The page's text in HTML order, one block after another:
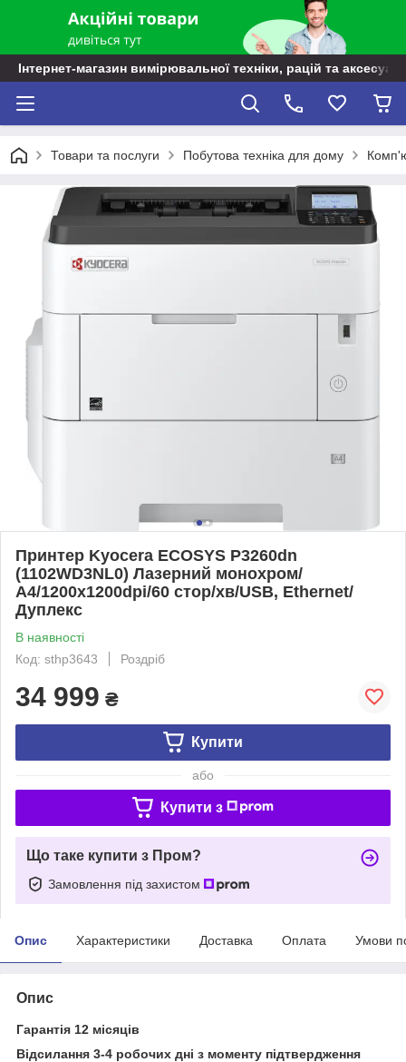
Інтернет-магазин вимірювальної техніки, рацій та
Товари та послуги Побутова техніка для дому
Принтер Kyocera ECOSYS P3260dn
(1102WD3NL0) Лазерний монохром/
А4/1200x1200dpi/60 стор/хв/USB, Ethernet/
Дуплекс
В наявності
Код: sthp3643
Роздріб
34 999 ₴
Купити
або
Купити з
Що таке купити з Пром?
Замовлення під захистом
Опис Характеристики Доставка Оплата Умови
Опис
Гарантія 12 місяців
Відсилання 3-4 робочих дні з моменту підтвердження